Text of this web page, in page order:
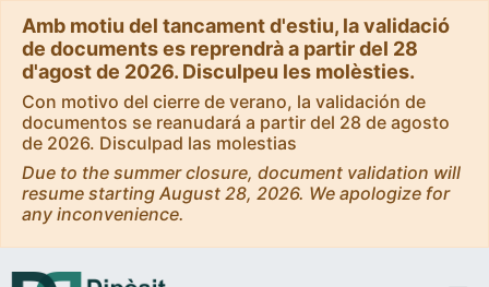
Amb motiu del tancament d'estiu, la validació
de documents es reprendrà a partir del 28
d'agost de 2026. Disculpeu les molèsties.
Con motivo del cierre de verano, la validación de
documentos se reanudará a partir del 28 de agosto
de 2026. Disculpad las molestias
Due to the summer closure, document validation will
resume starting August 28, 2026. We apologize for
any inconvenience.